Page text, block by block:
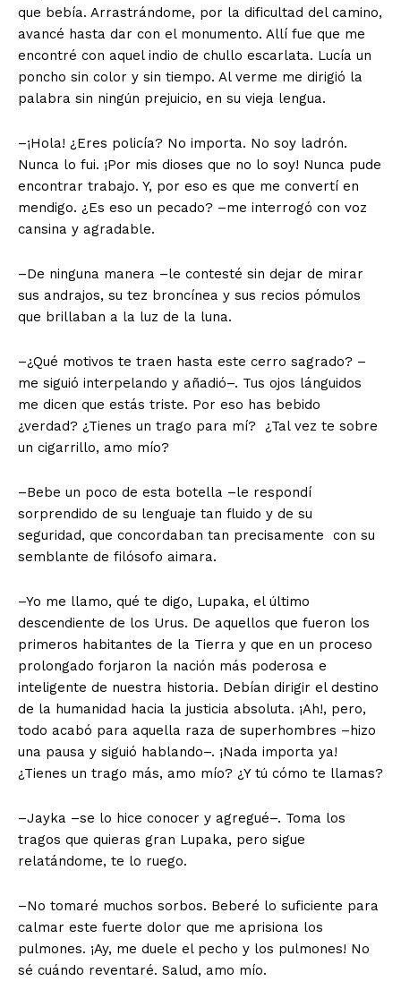
que bebía. Arrastrándome, por la dificultad del camino,
avancé hasta dar con el monumento. Allí fue que me
encontré con aquel indio de chullo escarlata. Lucía un
poncho sin color y sin tiempo. Al verme me dirigió la
palabra sin ningún prejuicio, en su vieja lengua.
–¡Hola! ¿Eres policía? No importa. No soy ladrón.
Nunca lo fui. ¡Por mis dioses que no lo soy! Nunca pude
encontrar traba­jo. Y, por eso es que me convertí en
mendigo. ¿Es eso un pecado? –me interrogó con voz
cansina y agradable.
–De ninguna manera –le contesté sin dejar de mirar
sus andra­jos, su tez broncínea y sus recios pómulos
que brillaban a la luz de la luna.
–¿Qué motivos te traen hasta este cerro sagrado? –
me siguió interpelando y añadió–. Tus ojos lánguidos
me dicen que estás triste. Por eso has bebido
¿verdad? ¿Tienes un trago para mí? ¿Tal vez te sobre
un cigarrillo, amo mío?
–Bebe un poco de esta botella –le respondí
sorprendido de su lenguaje tan fluido y de su
seguridad, que concordaban tan precisamente con su
semblante de filósofo aimara.
–Yo me llamo, qué te digo, Lupaka, el último
descendiente de los Urus. De aquellos que fueron los
primeros habitantes de la Tierra y que en un proceso
prolongado forjaron la nación más poderosa e
inteligente de nuestra historia. Debían dirigir el destino
de la humanidad hacia la justicia absoluta. ¡Ah!, pero,
todo acabó para aquella raza de superhombres –hizo
una pausa y siguió hablando–. ¡Nada importa ya!
¿Tienes un trago más, amo mío? ¿Y tú cómo te llamas?
–Jayka –se lo hice conocer y agregué–. Toma los
tragos que quieras gran Lupaka, pero sigue
relatándome, te lo ruego.
–No tomaré muchos sorbos. Beberé lo suficiente para
calmar este fuerte dolor que me aprisiona los
pulmones. ¡Ay, me duele el pecho y los pulmones! No
sé cuándo reventaré. Salud, amo mío.